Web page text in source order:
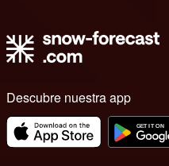
Descubre nuestra app